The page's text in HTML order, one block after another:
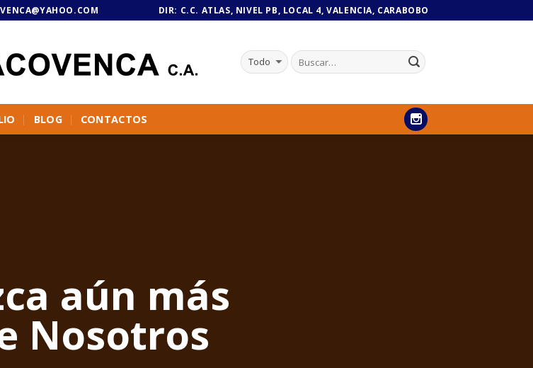
DIR: C.C. ATLAS, NIVEL PB, LOCAL 4, VALENCIA, CARABOBO
BLOG CONTACTOS
aún más
Nosotros